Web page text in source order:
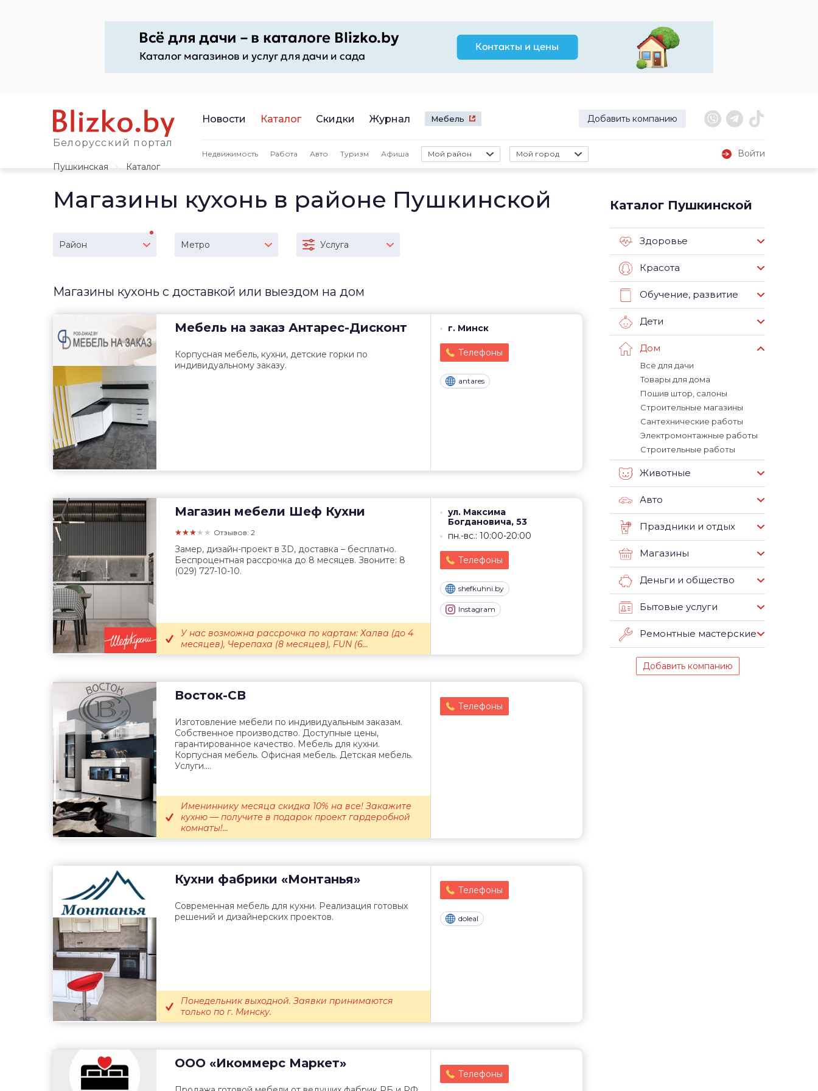
Белорусский портал
Новости Каталог Скидки Журнал Мебель Добавить компанию
Недвижимость Работа Авто Туризм Афиша Мой район Мой город
Войти
Пушкинская
Каталог
Магазины кухонь в районе Пушкинской
Район Метро Услуга
Магазины кухонь с доставкой или выездом на дом
Мебель на заказ Антарес-Дисконт г. Минск
Телефоны
antares
Корпусная мебель, кухни, детские горки по
индивидуальному заказу.
Магазин мебели Шеф Кухни
★★★★★ Отзывов: 2
ул. Максима
Богдановича, 53
пн.-вс.: 10:00-20:00
Телефоны
shefkuhni.by
Instagram
Замер, дизайн-проект в 3D, доставка – бесплатно.
Беспроцентная рассрочка до 8 месяцев. Звоните: 8
(029) 727-10-10.
У нас возможна рассрочка по картам: Халва (до 4
месяцев), Черепаха (8 месяцев), FUN (6...
Восток-СВ
Телефоны
Изготовление мебели по индивидуальным заказам.
Собственное производство. Доступные цены,
гарантированное качество. Мебель для кухни.
Корпусная мебель. Офисная мебель. Детская мебель.
Услуги....
Имениннику месяца скидка 10% на все! Закажите
кухню — получите в подарок проект гардеробной
комнаты!...
Кухни фабрики «Монтанья»
Телефоны
doleal
Современная мебель для кухни. Реализация готовых
решений и дизайнерских проектов.
Понедельник выходной. Заявки принимаются
только по г. Минску.
ООО «Икоммерс Маркет»
Телефоны
Каталог Пушкинской
Здоровье
Красота
Обучение, развитие
Дети
Дом
Всё для дачи
Товары для дома
Пошив штор, салоны
Строительные магазины
Сантехнические работы
Электромонтажные работы
Строительные работы
Животные
Авто
Праздники и отдых
Магазины
Деньги и общество
Бытовые услуги
Ремонтные мастерские
Добавить компанию